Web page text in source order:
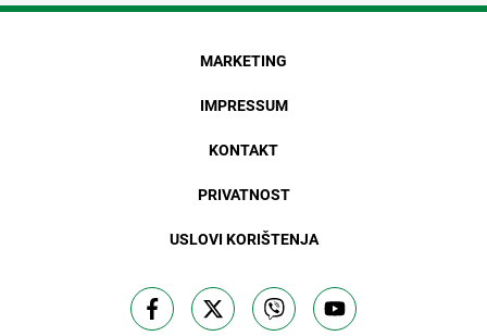
MARKETING
IMPRESSUM
KONTAKT
PRIVATNOST
USLOVI KORIŠTENJA